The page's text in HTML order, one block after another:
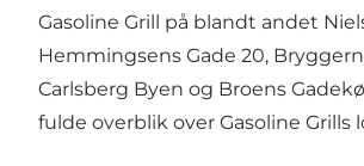
Gasoline Grill på blandt andet
Hemmingsens Gade 20,
Carlsberg Byen og Broens
fulde overblik over Gasoline Grills